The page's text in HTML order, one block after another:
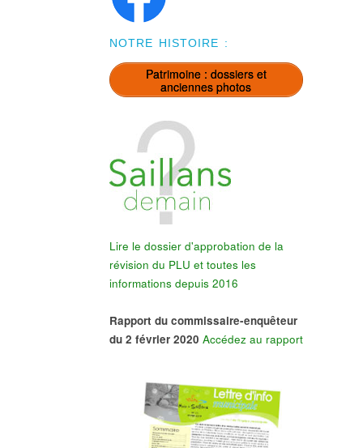
NOTRE HISTOIRE :
Patrimoine : dossiers et
anciennes photos
Lire le dossier d'approbation de la
révision du PLU et toutes les
informations depuis 2016
Rapport du commissaire-enquêteur
du 2 février 2020 Accédez au rapport